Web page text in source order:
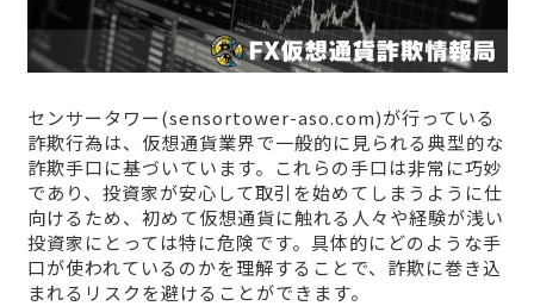
センサータワー(sensortower-aso.com)が行っている
詐欺行為は、仮想通貨業界で一般的に見られる典型的な
詐欺手口に基づいています。これらの手口は非常に巧妙
であり、投資家が安心して取引を始めてしまうように仕
向けるため、初めて仮想通貨に触れる人々や経験が浅い
投資家にとっては特に危険です。具体的にどのような手
口が使われているのかを理解することで、詐欺に巻き込
まれるリスクを避けることができます。